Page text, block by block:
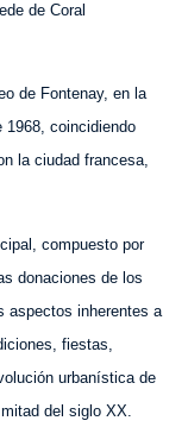
de Coral
de Fontenay, en la
1968, coincidiendo
la ciudad francesa,
compuesto por
donaciones de los
aspectos inherentes a
fiestas,
urbanística de
del siglo XX.